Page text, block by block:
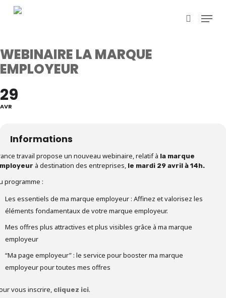
Skip
search
Menu
WEBINAIRE LA MARQUE
EMPLOYEUR
29
AVR
Informations
travail propose un nouveau webinaire, relatif à la marque
à destination des entreprises, le mardi 29 avril à 14h.
programme :
Les essentiels de ma marque employeur : Affinez et valorisez les
éléments fondamentaux de votre marque employeur.
Mes offres plus attractives et plus visibles grâce à ma marque
employeur
“Ma page employeur” : le service pour booster ma marque
employeur pour toutes mes offres
vous inscrire, cliquez ici.